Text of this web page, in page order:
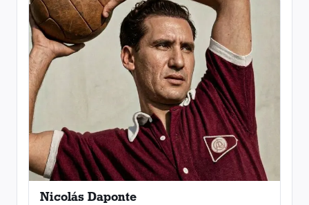
Nicolás Daponte